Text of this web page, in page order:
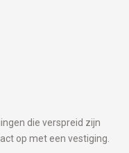
die verspreid zijn
op met een vestiging.